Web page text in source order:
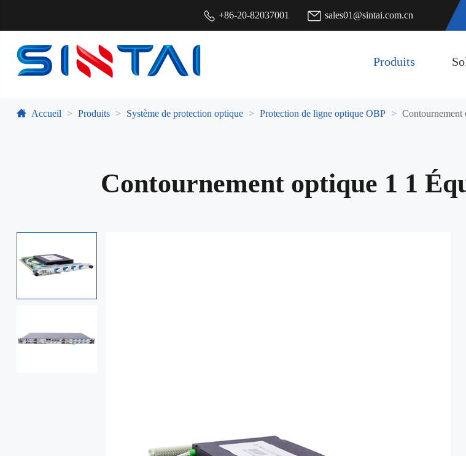
+86-20-82037001 sales01@sintai.com.cn
Produits
Accueil Produits Système de protection optique Protection de ligne optique OBP Contournement
Contournement optique 1 1